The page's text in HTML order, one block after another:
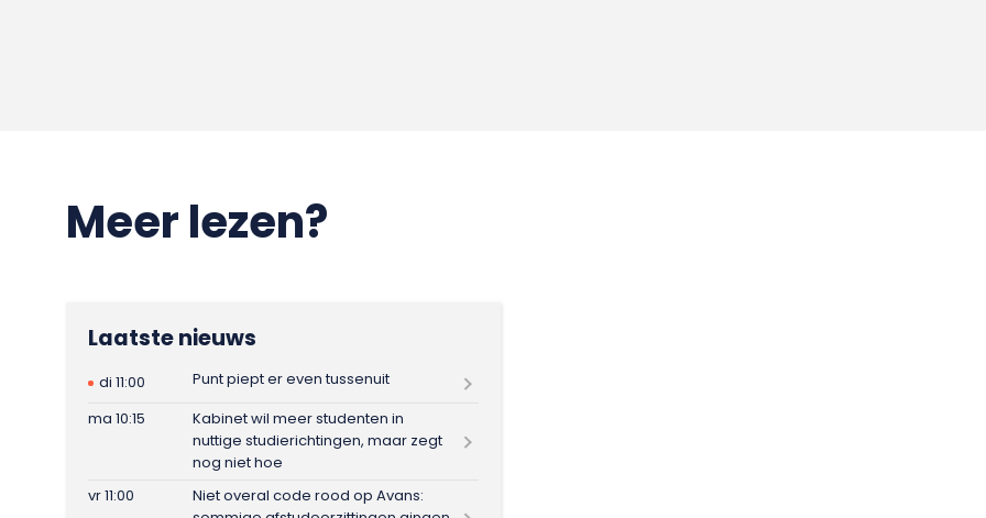
Meer lezen?
Laatste nieuws
di 11:00
Punt piept er even tussenuit
ma 10:15
Kabinet wil meer studenten in
nuttige studierichtingen, maar zegt
nog niet hoe
vr 11:00
Niet overal code rood op Avans: